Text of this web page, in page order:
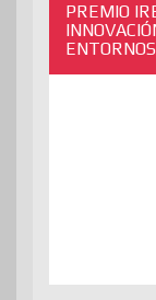
PREMIO